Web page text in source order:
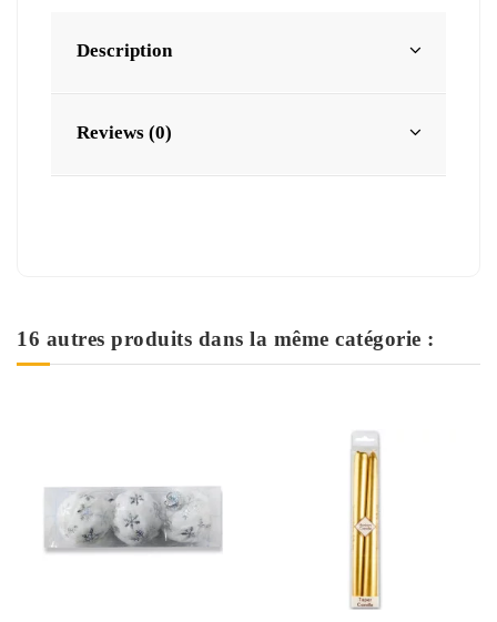
Description
Reviews (0)
16 autres produits dans la même catégorie :